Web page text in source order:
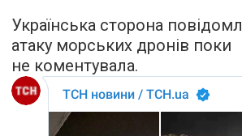
Українська сторона
атаку морських дронів поки
не коментувала.